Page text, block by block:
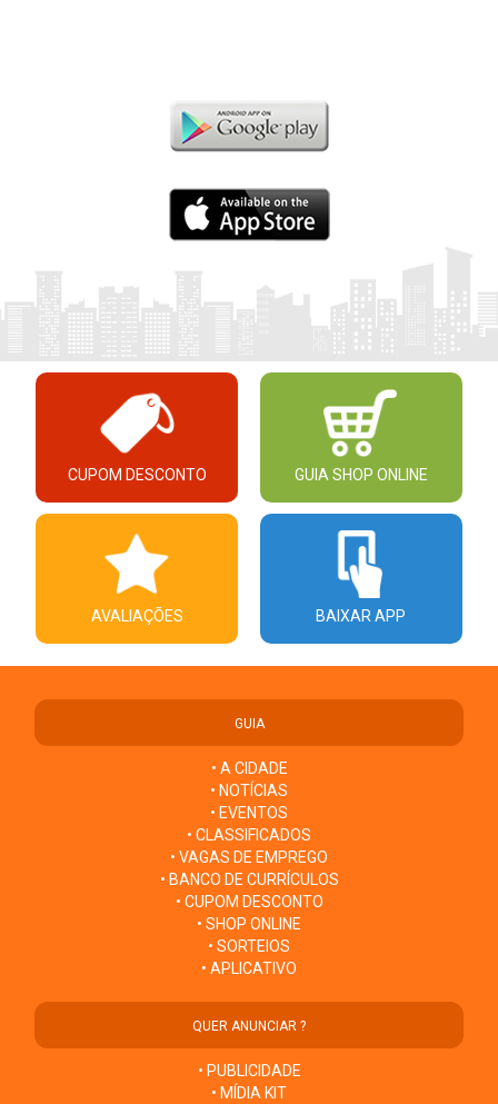
CUPOM DESCONTO GUIA SHOP ONLINE
AVALIAÇÕES BAIXAR APP
GUIA
• A CIDADE
• NOTÍCIAS
• EVENTOS
• CLASSIFICADOS
• VAGAS DE EMPREGO
• BANCO DE CURRÍCULOS
• CUPOM DESCONTO
• SHOP ONLINE
• SORTEIOS
• APLICATIVO
QUER ANUNCIAR ?
• PUBLICIDADE
• MÍDIA KIT